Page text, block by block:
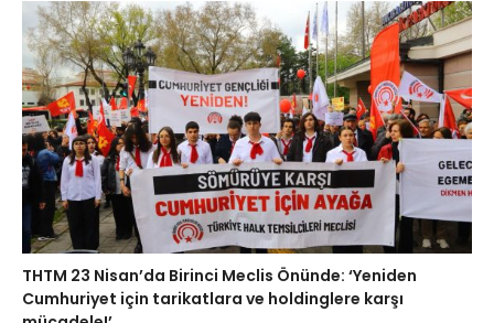
THTM 23 Nisan’da Birinci Meclis Önünde: ‘Yeniden
Cumhuriyet için tarikatlara ve holdinglere karşı